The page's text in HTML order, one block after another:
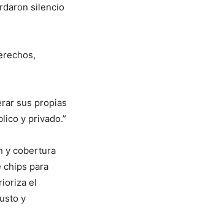
silencio
sus propias
y privado.”
y cobertura
chips para
el
y